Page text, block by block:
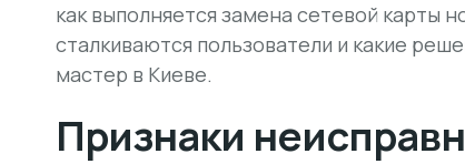
как выполняется замена сетевой карты
сталкиваются пользователи и какие
мастер в Киеве.
Признаки